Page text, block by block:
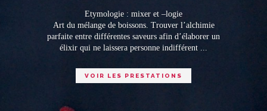
Etymologie : mixer et –logie
Art du mélange de boissons. Trouver l’alchimie
parfaite entre différentes saveurs afin d’élaborer un
élixir qui ne laissera personne indifférent ...
VOIR LES PRESTATIONS